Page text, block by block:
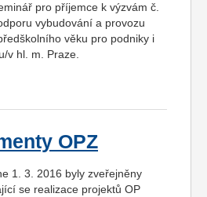
pro příjemce k výzvám č.
vybudování a provozu
věku pro podniky i
v hl. m. Praze.
OPZ
1. 3. 2016 byly zveřejněny
se realizace projektů OP